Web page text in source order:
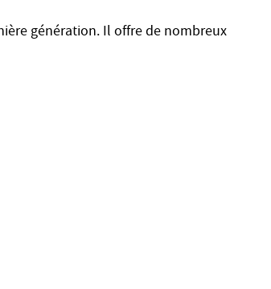
génération. Il offre de nombreux